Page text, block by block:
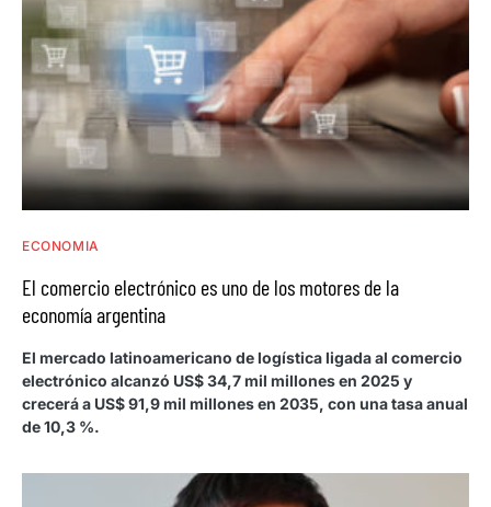
ECONOMIA
El comercio electrónico es uno de los motores de la
economía argentina
El mercado latinoamericano de logística ligada al comercio
electrónico alcanzó US$ 34,7 mil millones en 2025 y
crecerá a US$ 91,9 mil millones en 2035, con una tasa anual
de 10,3 %.